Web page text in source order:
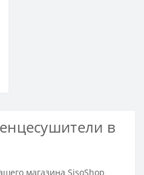
в
магазина SisoShop